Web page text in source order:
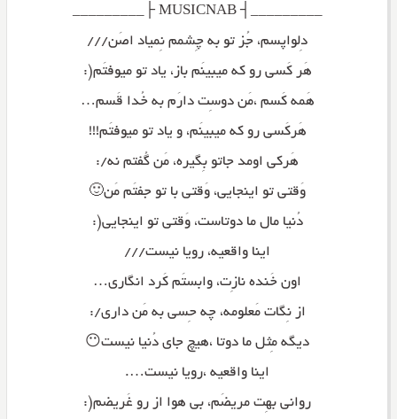
_________┤ MUSICNAB ├_________
دِلواپسم، جُز تو به چِشمم نِمیاد اصَن///
هَر کَسی رو که میبینَم باز، یاد تو میوفتَم(:
هَمه کَسم ،مَن دوسِت دارَم به خُدا قَسم…
هَرکَسی رو که میبینَم، و یاد تو میوفتَم!!!
هَرکی اومد جاتو بِگیره، مَن گُفتم نه/:
وَقتی تو اینجایی، وَقتی با تو جفتَم مَن🙂
دُنیا مال ما دوتاست، وَقتی تو اینجایی(:
اینا واقعیه، رویا نیست///
اون خَنده نازِت، وابستَم کَرد انگاری…
از نِگات مَعلومه، چه حِسی به مَن داری/:
دیگه مِثل ما دوتا ،هیچ جای دُنیا نیست😶
اینا واقعیه ،رویا نیست….
روانی بهِت مریضَم، بی هوا از رو غَریضم(: